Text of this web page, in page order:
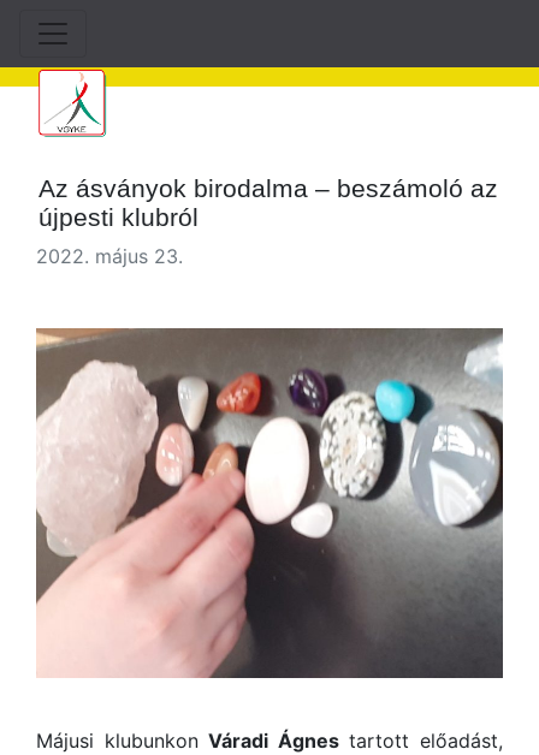
Az ásványok birodalma – beszámoló az
újpesti klubról
2022. május 23.
Májusi klubunkonVáradi Ágnestartott előadást,